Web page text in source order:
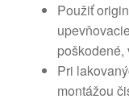
Použiť
poškodené,
Pri
montážou